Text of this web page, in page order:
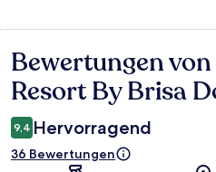
Bewertungen
Bewertungen
Resort By Brisa
9,4 Hervorragend
36 Bewertungen